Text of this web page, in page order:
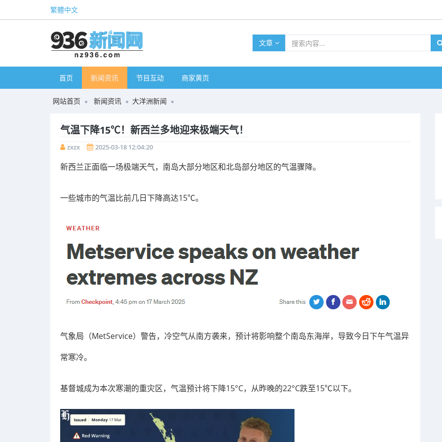
繁體中文
文章
首页 新闻资讯 节目互动 商家黄页
网站首页 新闻资讯 大洋洲新闻
气温下降15℃！新西兰多地迎来极端天气！
zxzx 2025-03-18 12:04:20
新西兰正面临一场极端天气，南岛大部分地区和北岛部分地区的气温骤降。
一些城市的气温比前几日下降高达15℃。
气象局（MetService）警告，冷空气从南方袭来，预计将影响整个南岛东海岸，导致今日下午气温异
常寒冷。
基督城成为本次寒潮的重灾区，气温预计将下降15°C，从昨晚的22°C跌至15℃以下。